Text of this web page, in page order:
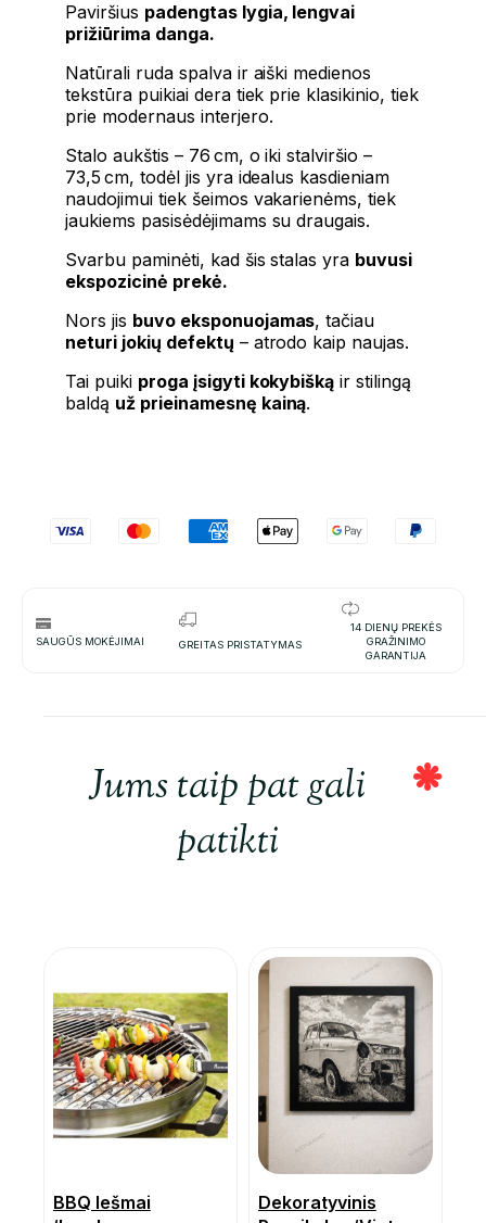
Paviršius padengtas lygia, lengvai
prižiūrima danga.
Natūrali ruda spalva ir aiški medienos
tekstūra puikiai dera tiek prie klasikinio, tiek
prie modernaus interjero.
Stalo aukštis – 76 cm, o iki stalviršio –
73,5 cm, todėl jis yra idealus kasdieniam
naudojimui tiek šeimos vakarienėms, tiek
jaukiems pasisėdėjimams su draugais.
Svarbu paminėti, kad šis stalas yra buvusi
ekspozicinė prekė.
Nors jis buvo eksponuojamas, tačiau
neturi jokių defektų – atrodo kaip naujas.
Tai puiki proga įsigyti kokybišką ir stilingą
baldą už prieinamesnę kainą.
SAUGŪS MOKĖJIMAI GREITAS PRISTATYMAS
14 DIENŲ PREKĖS
GRAŽINIMO
GARANTIJA
Jums taip pat gali
patikti
BBQ Iešmai
Dekoratyvinis